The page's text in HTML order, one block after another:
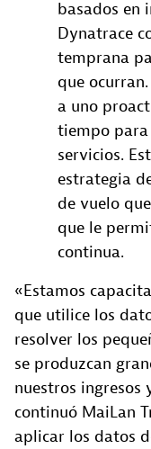
basados en
Dynatrace
temprana
que
a uno
tiempo para
servicios.
estrategia
de vuelo
que le
continua.
«Estamos
que utilice los
resolver los
se produzcan
nuestros ingresos
continuó MaiLan
aplicar los datos